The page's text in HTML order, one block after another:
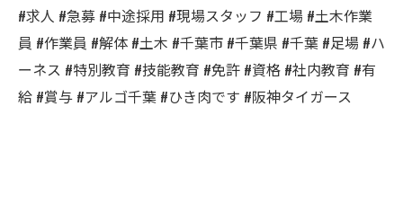
#求人 #急募 #中途採用 #現場スタッフ #工場 #土木作業
員 #作業員 #解体 #土木 #千葉市 #千葉県 #千葉 #足場 #ハ
ーネス #特別教育 #技能教育 #免許 #資格 #社内教育 #有
給 #賞与 #アルゴ千葉 #ひき肉です #阪神タイガース